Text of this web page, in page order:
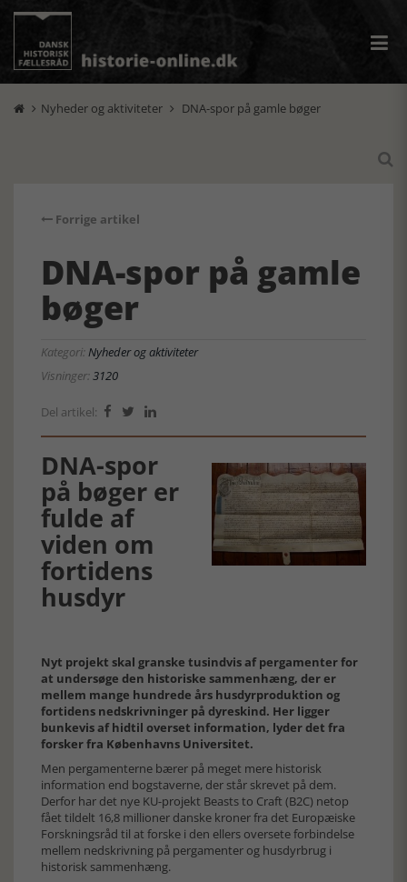
 Nyheder og aktiviteter  DNA-spor på gamle bøger

Forrige artikel
DNA-spor på gamle
bøger
Kategori:Nyheder og aktiviteter
Visninger:3120
Del artikel:   
DNA-spor
på bøger er
fulde af
viden om
fortidens
husdyr
Nyt projekt skal granske tusindvis af pergamenter for
at undersøge den historiske sammenhæng, der er
mellem mange hundrede års husdyrproduktion og
fortidens nedskrivninger på dyreskind. Her ligger
bunkevis af hidtil overset information, lyder det fra
forsker fra Københavns Universitet.
Men pergamenterne bærer på meget mere historisk
information end bogstaverne, der står skrevet på dem.
Derfor har det nye KU-projekt Beasts to Craft (B2C) netop
fået tildelt 16,8 millioner danske kroner fra det Europæiske
Forskningsråd til at forske i den ellers oversete forbindelse
mellem nedskrivning på pergamenter og husdyrbrug i
historisk sammenhæng.